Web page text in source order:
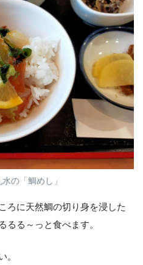
の「鯛めし」
ろに天然鯛の切り身を浸した
るる～っと食べます。
。